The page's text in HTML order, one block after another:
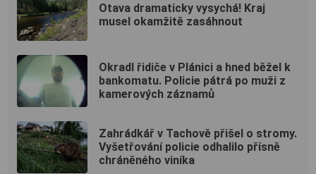
Otava dramaticky vysychá! Kraj
musel okamžitě zasáhnout
Okradl řidiče v Plánici a hned běžel k
bankomatu. Policie pátrá po muži z
kamerových záznamů
Zahrádkář v Tachově přišel o stromy.
Vyšetřování policie odhalilo přísně
chráněného viníka